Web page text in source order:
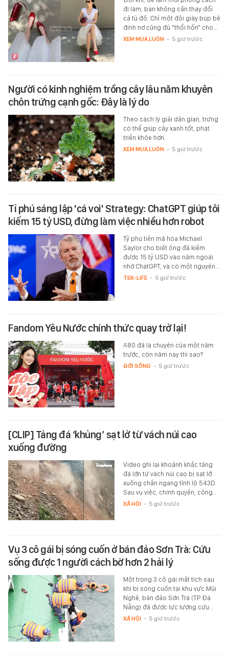
đi làm, bạn không cần thay đổi
cả tủ đồ. Chỉ một đôi giày búp bê
đính nơ cũng đủ "thổi hồn" cho…
XEM MUA LUÔN - 5 giờ trước
Người có kinh nghiệm trồng cây lâu năm khuyên
chôn trứng cạnh gốc: Đây là lý do
Theo cách lý giải dân gian, trứng
có thể giúp cây xanh tốt, phát
triển khỏe hơn.
XEM MUA LUÔN - 5 giờ trước
Tỉ phú sáng lập 'cá voi' Strategy: ChatGPT giúp tôi
kiếm 15 tỷ USD, đừng làm việc nhiều hơn robot
Tỷ phú tiền mã hóa Michael
Saylor cho biết ông đã kiếm
được 15 tỷ USD vào năm ngoái
nhờ ChatGPT, và có một nguyên…
TEK-LIFE - 5 giờ trước
Fandom Yêu Nước chính thức quay trở lại!
A80 đã là chuyện của một năm
trước, còn năm nay thì sao?
ĐỜI SỐNG - 5 giờ trước
[CLIP] Tảng đá ‘khủng’ sạt lở từ vách núi cao
xuống đường
Video ghi lại khoảnh khắc tảng
đá lớn từ vách núi cao bị sạt lở
xuống chắn ngang tỉnh lộ 543D.
Sau vụ việc, chính quyền, công…
XÃ HỘI - 5 giờ trước
Vụ 3 cô gái bị sóng cuốn ở bán đảo Sơn Trà: Cứu
sống được 1 người cách bờ hơn 2 hải lý
Một trong 3 cô gái mất tích sau
khi bị sóng cuốn tại khu vực Mũi
Nghê, bán đảo Sơn Trà (TP Đà
Nẵng) đã được lực lượng cứu…
XÃ HỘI - 5 giờ trước